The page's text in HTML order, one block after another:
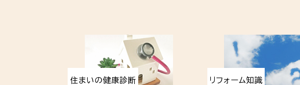
住まいの健康診断 リフォーム知識